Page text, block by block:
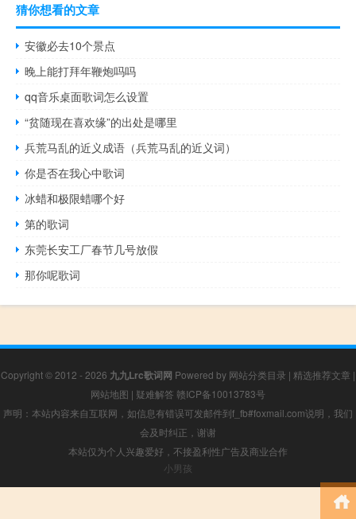
猜你想看的文章
安徽必去10个景点
晚上能打拜年鞭炮吗吗
qq音乐桌面歌词怎么设置
“贫随现在喜欢缘”的出处是哪里
兵荒马乱的近义成语（兵荒马乱的近义词）
你是否在我心中歌词
冰蜡和极限蜡哪个好
第的歌词
东莞长安工厂春节几号放假
那你呢歌词
Copyright © 2012 - 2026 九九Lrc歌词网 Powered by 网站分类目录 | 精选推荐文章 |
网站地图 | 疑难解答 赣ICP备10013783号
声明：本站内容来自互联网，如信息有错误可发邮件到f_fb#foxmail.com说明，我们
会及时纠正，谢谢
本站仅为个人兴趣爱好，不接盈利性广告及商业合作
小男孩